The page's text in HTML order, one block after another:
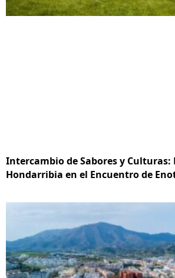
Intercambio de Sabores y Culturas:
Hondarribia en el Encuentro de